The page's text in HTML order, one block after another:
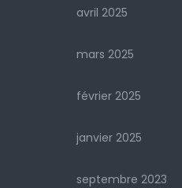
avril 2025
mars 2025
février 2025
janvier 2025
septembre 2023